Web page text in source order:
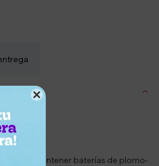

y mantener baterías de plomo-